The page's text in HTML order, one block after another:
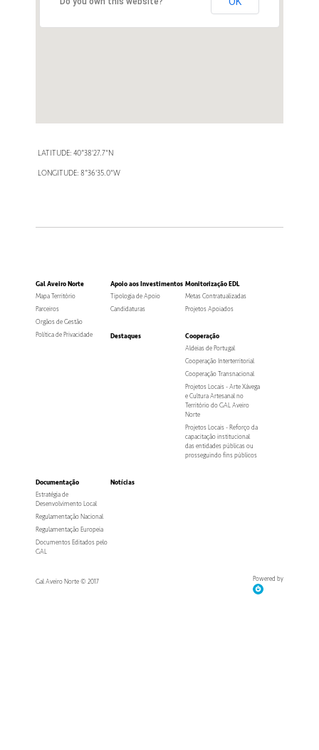
LATITUDE: 40°38'27.7"N
LONGITUDE: 8°36'35.0"W
Gal Aveiro Norte
Mapa Território
Parceiros
Orgãos de Gestão
Política de Privacidade
Apoio aos Investimentos
Tipologia de Apoio
Candidaturas
Monitorização EDL
Metas Contratualizadas
Projetos Apoiados
Destaques
Cooperação
Aldeias de Portugal
Cooperação Interterritorial
Cooperação Transnacional
Projetos Locais - Arte Xávega
e Cultura Artesanal no
Território do GAL Aveiro
Norte
Projetos Locais - Reforço da
capacitação institucional
das entidades públicas ou
prosseguindo fins públicos
Documentação
Estratégia de
Desenvolvimento Local
Regulamentação Nacional
Regulamentação Europeia
Documentos Editados pelo
GAL
Notícias
Gal Aveiro Norte © 2017 Powered by